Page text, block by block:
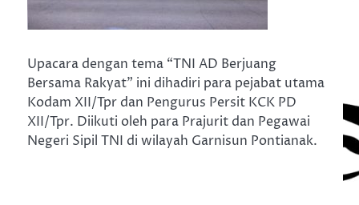
Upacara dengan tema “TNI AD Berjuang
Bersama Rakyat” ini dihadiri para pejabat utama
Kodam XII/Tpr dan Pengurus Persit KCK PD
XII/Tpr. Diikuti oleh para Prajurit dan Pegawai
Negeri Sipil TNI di wilayah Garnisun Pontianak.